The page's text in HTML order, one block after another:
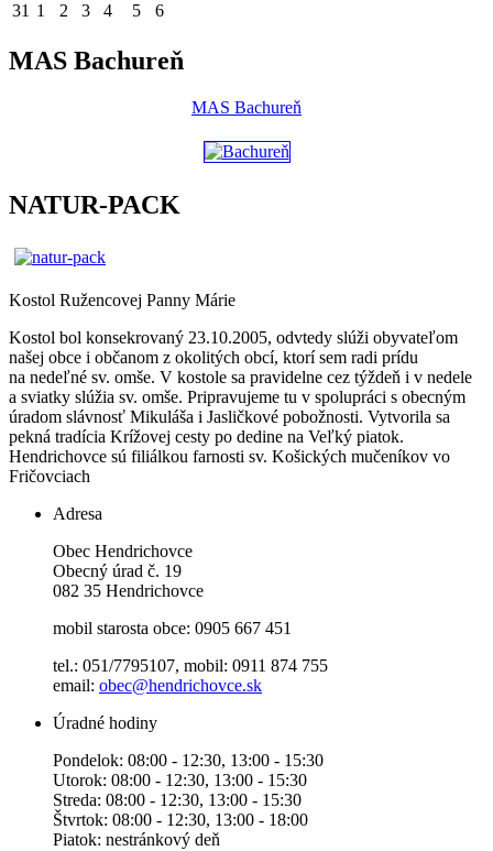
31 1 2 3 4 5 6
MAS Bachureň
MAS Bachureň
NATUR-PACK
Kostol Ružencovej Panny Márie
Kostol bol konsekrovaný 23.10.2005, odvtedy slúži obyvateľom
našej obce i občanom z okolitých obcí, ktorí sem radi prídu
na nedeľné sv. omše. V kostole sa pravidelne cez týždeň i v nedele
a sviatky slúžia sv. omše. Pripravujeme tu v spolupráci s obecným
úradom slávnosť Mikuláša i Jasličkové pobožnosti. Vytvorila sa
pekná tradícia Krížovej cesty po dedine na Veľký piatok.
Hendrichovce sú filiálkou farnosti sv. Košických mučeníkov vo
Fričovciach
Adresa
Obec Hendrichovce
Obecný úrad č. 19
082 35 Hendrichovce
mobil starosta obce: 0905 667 451
tel.: 051/7795107, mobil: 0911 874 755
email: obec@hendrichovce.sk
Úradné hodiny
Pondelok: 08:00 - 12:30, 13:00 - 15:30
Utorok: 08:00 - 12:30, 13:00 - 15:30
Streda: 08:00 - 12:30, 13:00 - 15:30
Štvrtok: 08:00 - 12:30, 13:00 - 18:00
Piatok: nestránkový deň